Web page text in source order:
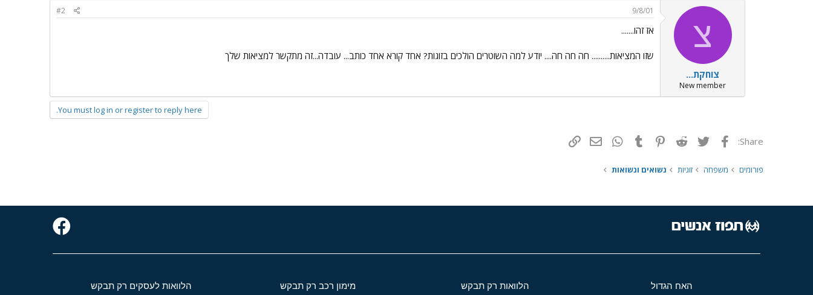
צ
צוחקת...
New member
9/8/01
#2
אז זהו.......
שזו המציאות.......... חה חה חה.... יודע למה השוטרים הולכים בזוגות? אחד קורא אחד כותב... עובדה...זה מתקשר למציאות שלך
You must log in or register to reply here.
Share: פייסבוק Twitter
Reddit
Pinterest
Tumblr
WhatsAppדואר אלקטרוני
פורומים משפחה זוגיות נשואים ונשואות
האח הגדול הלוואות רק תבקש מימון רכב רק תבקש הלוואות לעסקים רק תבקש